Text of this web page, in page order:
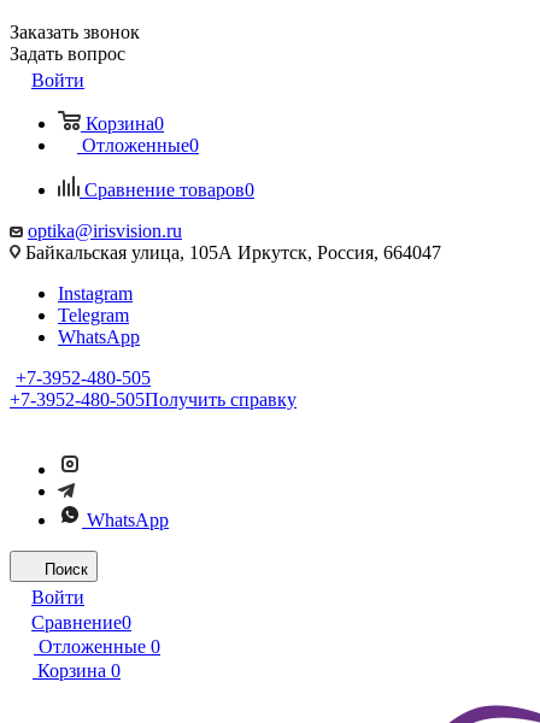
Заказать звонок
Задать вопрос
Войти
Корзина0
Отложенные0
Сравнение товаров0
optika@irisvision.ru
Байкальская улица, 105А Иркутск, Россия, 664047
Instagram
Telegram
WhatsApp
+7-3952-480-505
+7-3952-480-505Получить справку
WhatsApp
Поиск
Войти
Сравнение0
Отложенные 0
Корзина 0